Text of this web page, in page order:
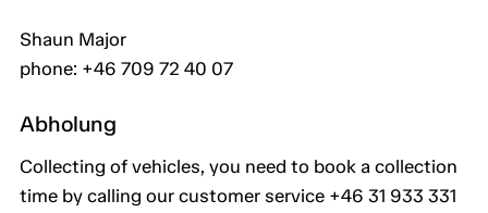
Shaun Major
phone: +46 709 72 40 07
Abholung
Collecting of vehicles, you need to book a collection
time by calling our customer service +46 31 933 331